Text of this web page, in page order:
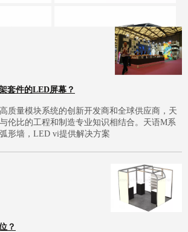
套件的LED屏幕？
质量模块系统的创新开发商和全球供应商，天
伦比的工程和制造专业知识相结合。天语M系
形墙，LED vi提供解决方案
？